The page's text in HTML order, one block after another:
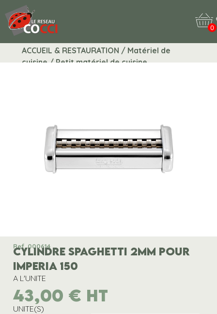
0
ACCUEIL & RESTAURATION / Matériel de
cuisine / Petit matériel de cuisine
Ref. 000614
CYLINDRE SPAGHETTI 2MM POUR
IMPERIA 150
A L'UNITE
43,00 € HT
UNITE(S)